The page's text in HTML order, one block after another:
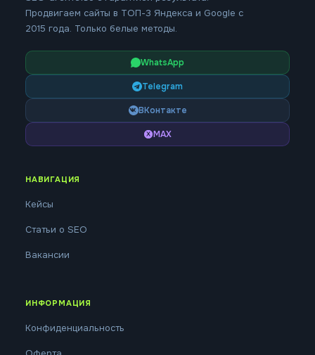
Продвигаем сайты в ТОП-3 Яндекса и Google с
2015 года. Только белые методы.
WhatsApp
Telegram
ВКонтакте
MAX
НАВИГАЦИЯ
Кейсы
Статьи о SEO
Вакансии
ИНФОРМАЦИЯ
Конфиденциальность